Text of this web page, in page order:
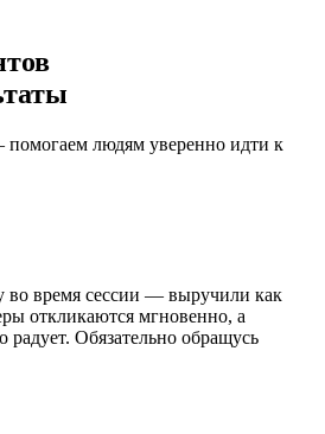
помогаем людям уверенно идти к
во время сессии — выручили как
откликаются мгновенно, а
радует. Обязательно обращусь